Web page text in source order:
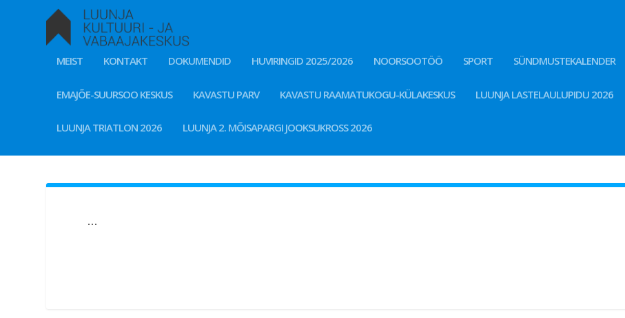
MEIST KONTAKT DOKUMENDID HUVIRINGID 2025/2026 NOORSOOTÖÖ SPORT SÜNDMUSTEKALENDER
EMAJÕE-SUURSOO KESKUS KAVASTU PARV KAVASTU RAAMATUKOGU-KÜLAKESKUS LUUNJA LASTELAULUPIDU 2026
LUUNJA TRIATLON 2026 LUUNJA 2. MÕISAPARGI JOOKSUKROSS 2026
…